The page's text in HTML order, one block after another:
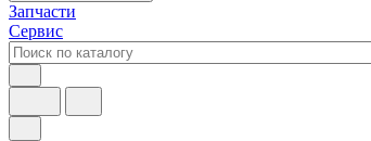
Запчасти
Сервис